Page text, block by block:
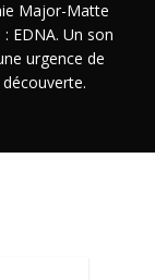
Major-Matte
EDNA. Un son
urgence de